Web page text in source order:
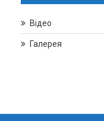
Відео
Галерея